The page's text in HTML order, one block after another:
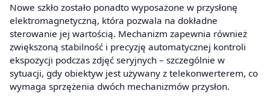
Nowe szkło zostało ponadto wyposażone w przysłonę
elektromagnetyczną, która pozwala na dokładne
sterowanie jej wartością. Mechanizm zapewnia również
zwiększoną stabilność i precyzję automatycznej kontroli
ekspozycji podczas zdjęć seryjnych – szczególnie w
sytuacji, gdy obiektyw jest używany z telekonwerterem, co
wymaga sprzężenia dwóch mechanizmów przysłon.